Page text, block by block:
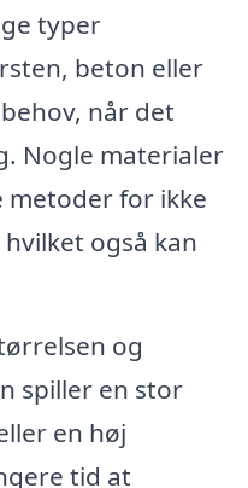
typer
beton eller
når det
Nogle materialer
for ikke
også kan
og
spiller en stor
en høj
tid at